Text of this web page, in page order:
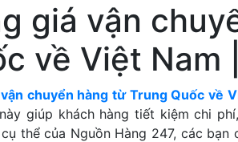
giá vận
về Việt Nam
chuyển hàng từ Trung Quốc về
giúp khách hàng tiết kiệm chi
thể của Nguồn Hàng 247, các